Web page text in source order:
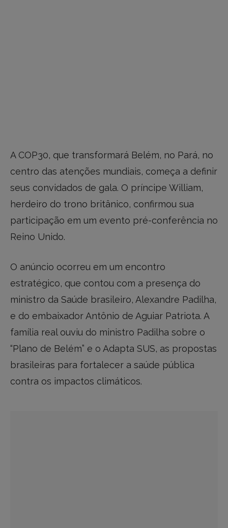
A COP30, que transformará Belém, no Pará, no
centro das atenções mundiais, começa a definir
seus convidados de gala. O príncipe William,
herdeiro do trono britânico, confirmou sua
participação em um evento pré-conferência no
Reino Unido.
O anúncio ocorreu em um encontro
estratégico, que contou com a presença do
ministro da Saúde brasileiro, Alexandre Padilha,
e do embaixador Antônio de Aguiar Patriota. A
família real ouviu do ministro Padilha sobre o
“Plano de Belém” e o Adapta SUS, as propostas
brasileiras para fortalecer a saúde pública
contra os impactos climáticos.